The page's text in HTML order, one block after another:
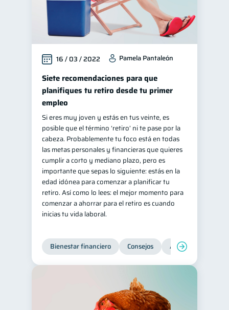
16 / 03 / 2022 Pamela Pantaleón
Siete recomendaciones para que
planifiques tu retiro desde tu primer
empleo
Si eres muy joven y estás en tus veinte, es
posible que el término ‘retiro’ ni te pase por la
cabeza. Probablemente tu foco está en todas
las metas personales y financieras que quieres
cumplir a corto y mediano plazo, pero es
importante que sepas lo siguiente: estás en la
edad idónea para comenzar a planificar tu
retiro. Así como lo lees: el mejor momento para
comenzar a ahorrar para el retiro es cuando
inicias tu vida laboral.
Bienestar financiero Consejos Ahorro